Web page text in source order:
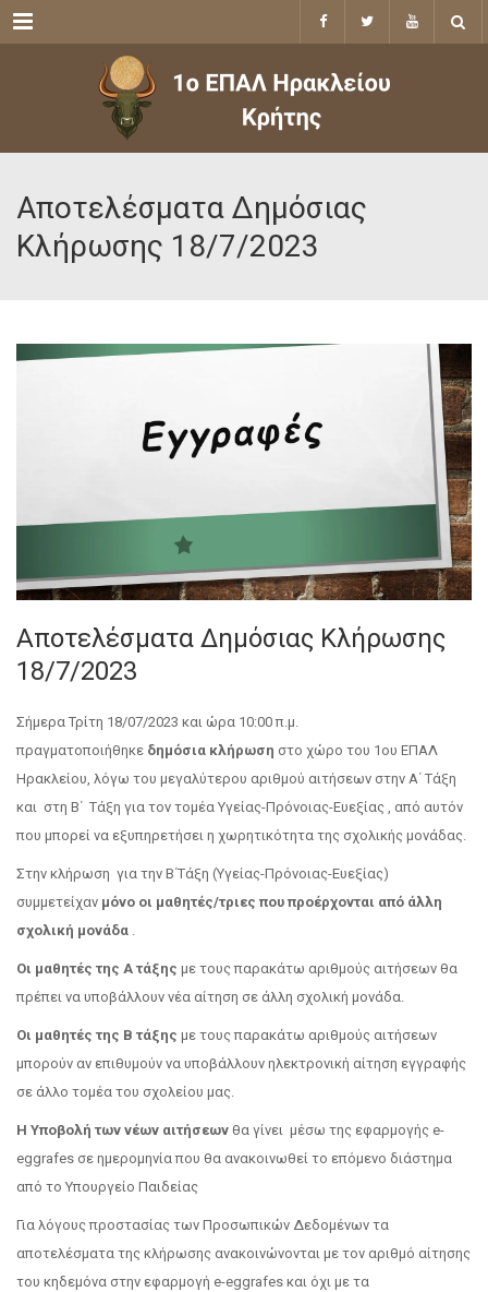
Menu
Αποτελέσματα Δημόσιας
Κλήρωσης 18/7/2023
Αποτελέσματα Δημόσιας Κλήρωσης
18/7/2023
Σήμερα Τρίτη 18/07/2023 και ώρα 10:00 π.μ.
πραγματοποιήθηκε δημόσια κλήρωση στο χώρο του 1ου ΕΠΑΛ
Ηρακλείου, λόγω του μεγαλύτερου αριθμού αιτήσεων στην Α΄ Τάξη
και στη Β΄ Τάξη για τον τομέα Υγείας-Πρόνοιας-Ευεξίας , από αυτόν
που μπορεί να εξυπηρετήσει η χωρητικότητα της σχολικής μονάδας.
Στην κλήρωση για την Β΄Τάξη (Υγείας-Πρόνοιας-Ευεξίας)
συμμετείχαν μόνο οι μαθητές/τριες που προέρχονται από άλλη
σχολική μονάδα .
Οι μαθητές της Α τάξης με τους παρακάτω αριθμούς αιτήσεων θα
πρέπει να υποβάλλουν νέα αίτηση σε άλλη σχολική μονάδα.
Οι μαθητές της Β τάξης με τους παρακάτω αριθμούς αιτήσεων
μπορούν αν επιθυμούν να υποβάλλουν ηλεκτρονική αίτηση εγγραφής
σε άλλο τομέα του σχολείου μας.
Η Υποβολή των νέων αιτήσεων θα γίνει μέσω της εφαρμογής e-
eggrafes σε ημερομηνία που θα ανακοινωθεί το επόμενο διάστημα
από το Υπουργείο Παιδείας
Για λόγους προστασίας των Προσωπικών Δεδομένων τα
αποτελέσματα της κλήρωσης ανακοινώνονται με τον αριθμό αίτησης
του κηδεμόνα στην εφαρμογή e-eggrafes και όχι με τα